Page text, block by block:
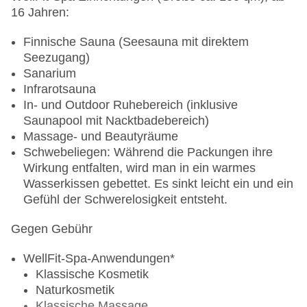
International Windsurfing Basic Licence VDWS
Privatstunde
Kurse und Leistungen für Kinder:
Kindersurfen: VDWS-Jüngsten-Grundkurs (ab 6
Jahren)
Juniorsurfen: VDWS-Surf-Grundkurs (ab 12
Jahren)
Stand-Up Paddling
Ausstattung:
ca. 8 Stand-Up Paddling-Boards
Gegen Gebühr:
Vermietung von Boards
16 Jahren:
Finnische Sauna (Seesauna mit direktem
Seezugang)
Sanarium
Infrarotsauna
In- und Outdoor Ruhebereich (inklusive
Saunapool mit Nacktbadebereich)
Massage- und Beautyräume
Schwebeliegen: Während die Packungen ihre
Wirkung entfalten, wird man in ein warmes
Wasserkissen gebettet. Es sinkt leicht ein und ein
Gefühl der Schwerelosigkeit entsteht.
Gegen Gebühr
WellFit-Spa-Anwendungen*
Klassische Kosmetik
Naturkosmetik